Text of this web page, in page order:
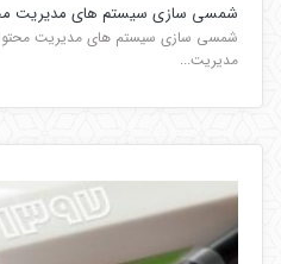
شمسی سازی سیستم های مدیریت
شمسی سازی سیستم های مدیریت
مدیریت...